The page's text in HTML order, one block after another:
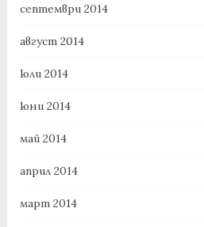
септември 2014
август 2014
юли 2014
юни 2014
май 2014
април 2014
март 2014